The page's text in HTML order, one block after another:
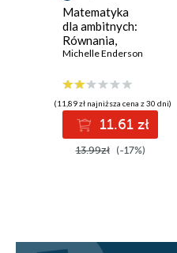
Matematyka
dla ambitnych:
Równania,
geometria,
rachunek
różniczkowy
i całkowy
Michelle Enderson
(11,89 zł najniższa cena z 30 dni)
11.61 zł
13.99zł (-17%)